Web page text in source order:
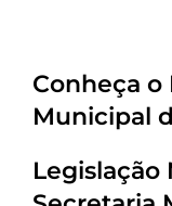
Conheça
Municipal
Legislação